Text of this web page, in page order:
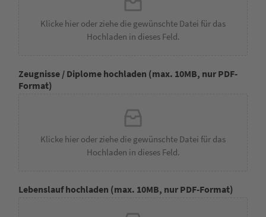
Klicke hier oder ziehe die gewünschte Datei für das
Hochladen in dieses Feld.
Zeugnisse / Diplome hochladen (max. 10MB, nur PDF-
Format)
Klicke hier oder ziehe die gewünschte Datei für das
Hochladen in dieses Feld.
Lebenslauf hochladen (max. 10MB, nur PDF-Format)